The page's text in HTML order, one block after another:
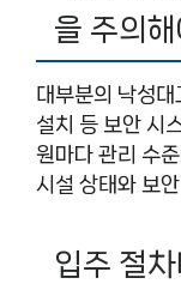
을 주의
대부분의 낙성
설치 등 보안 시
원마다 관리 수
시설 상태와 보
입주 절